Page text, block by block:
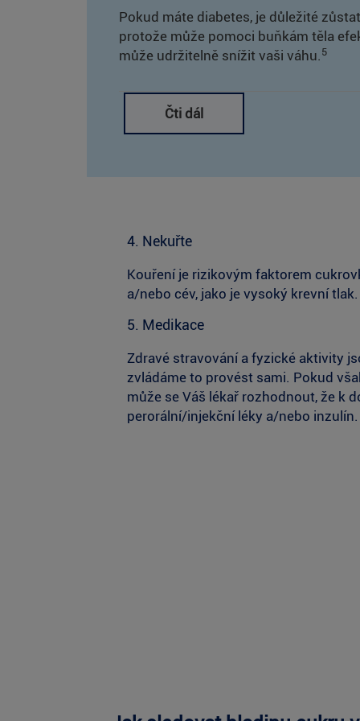
Pokud máte diabetes, je důležité
protože může pomoci buňkám těla
může udržitelně snížit vaši váhu. 5
Čti dál
Potrénujte své srdce: Jakmile budete
aktivity je užitečný pro kontrolu
Přidejte silový trénink: Pokud
hladinu glukózy v krvi pod kontrolou
Udržujte se pružní: Nezapomeňte se
Před provedením změn ve svém
to může mít na hladinu glukózy v
4. Nekuřte
Kouření je rizikovým faktorem
a/nebo cév, jako je vysoký krevní tlak.
5. Medikace
Zdravé stravování a fyzické aktivity
zvládáme to provést sami. Pokud
může se Váš lékař rozhodnout, že k
perorální/injekční léky a/nebo inzulín.